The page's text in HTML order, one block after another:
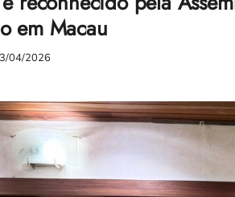
em Macau
04/2026